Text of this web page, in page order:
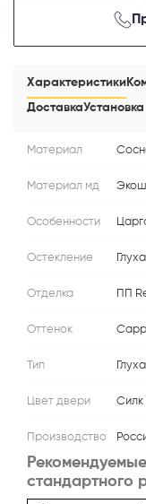
Характеристики
ДоставкаУстановка
Материал
Материал мд
Особенности
Остекление
Отделка ПП
Оттенок
Тип
Цвет двери Силк
Производство
стандартного